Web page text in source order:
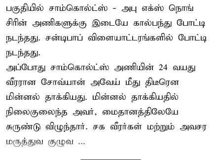
பகுதியில் சாம்கொல்ட்ஸ் - அபு எக்ஸ் நொங்
சிரின் அணிகளுக்கு இடையே கால்பந்து போட்டி
நடந்தது. சன்டிபாப் விளையாட்டரங்களில் போட்டி
நடந்தது.
அப்போது சாம்கொல்ட்ஸ் அணியின் 24 வயது
வீரரான சோவ்யான் அவேய் மீது திடீரென
மின்னல் தாக்கியது. மின்னல் தாக்கியதில்
நிலைகுலைந்த அவர், மைதானத்திலேயே
சுருண்டு விழுந்தார். சக வீரர்கள் மற்றும் அவசர
மருத்துவ குழுவ ...